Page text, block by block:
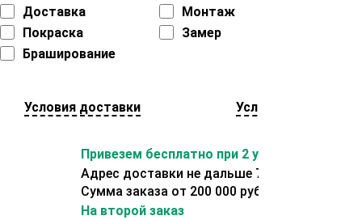
Доставка
Монтаж
Покраска
Замер
Браширование
Условия доставки Условия оплаты
Привезем бесплатно при 2 условиях:
Адрес доставки не дальше 70 км от склада.
Сумма заказа от 200 000 рублей.
На второй заказ